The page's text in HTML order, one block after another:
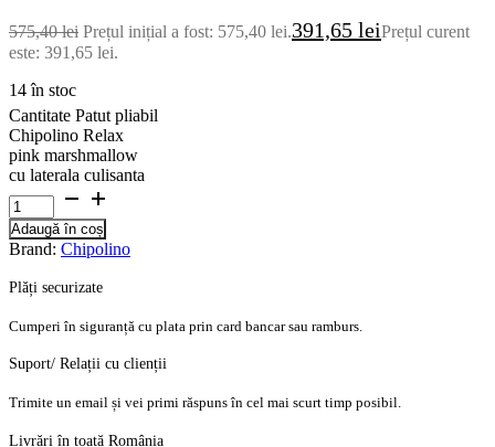
575,40lei Prețul inițial a fost: 575,40 lei.391,65 leiPrețul curent
este: 391,65 lei.
14 în stoc
Cantitate Patut pliabil
Chipolino Relax
pink marshmallow
cu laterala culisanta
Adaugă în coș
Brand: Chipolino
Plăți securizate
Cumperi în siguranță cu plata prin card bancar sau ramburs.
Suport/ Relații cu clienții
Trimite un email și vei primi răspuns în cel mai scurt timp posibil.
Livrări în toată România